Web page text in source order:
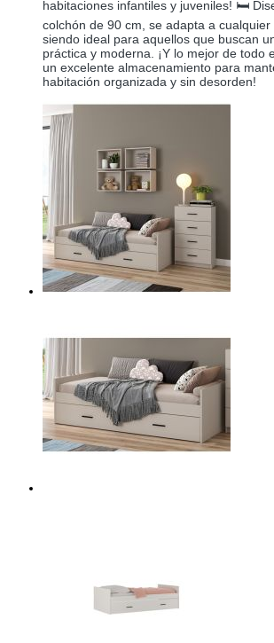
habitaciones infantiles y juveniles! 🛏️
colchón de 90 cm, se adapta a cualquier
siendo ideal para aquellos que buscan
práctica y moderna. ¡Y lo mejor de todo
un excelente almacenamiento para
habitación organizada y sin desorden!